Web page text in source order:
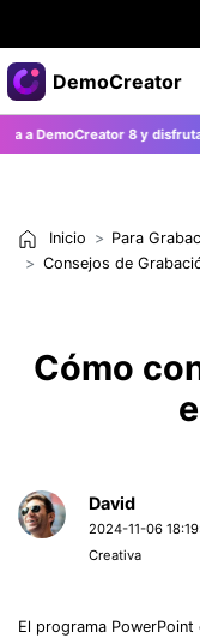
Productos destacados
Creatividad digital con
Utilidades
Empresas
Sala de prensa
Soporte
DemoCreator
Productos
Características
Características IA
Soluciones
Blog
Encuentra más
Empieza
Empresa
8 y disfruta de
Inicio
Para
Consejos de
Cómo
David
2024-11-06
Creativa
El programa